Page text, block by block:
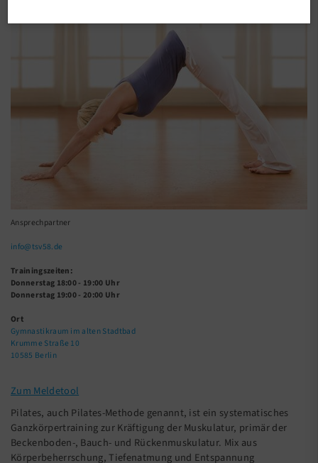
Ansprechpartner
info@tsv58.de
Trainingszeiten:
Donnerstag 18:00 - 19:00 Uhr
Donnerstag 19:00 - 20:00 Uhr
Ort
Gymnastikraum im alten Stadtbad
Krumme Straße 10
10585 Berlin
Zum Meldetool
Pilates, auch Pilates-Methode genannt, ist ein systematisches
Ganzkörpertraining zur Kräftigung der Muskulatur, primär der
Beckenboden-, Bauch- und Rückenmuskulatur. Mix aus
Körperbeherrschung, Tiefenatmung und Entspannung